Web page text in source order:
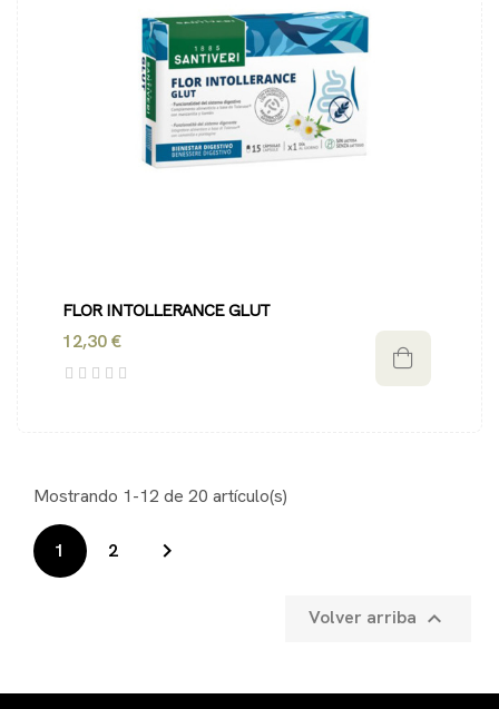
FLOR INTOLLERANCE GLUT
12,30 €
Mostrando 1-12 de 20 artículo(s)
1 2 
Volver arriba 